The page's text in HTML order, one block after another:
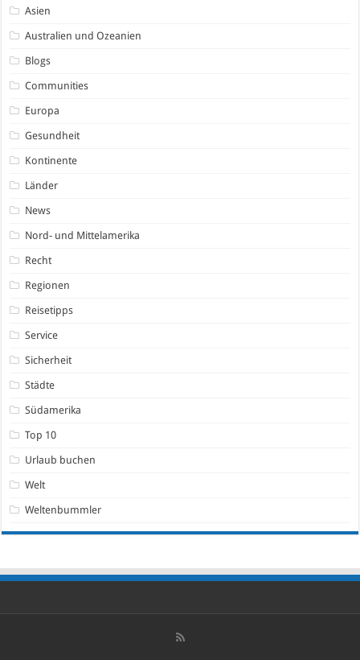
Asien
Australien und Ozeanien
Blogs
Communities
Europa
Gesundheit
Kontinente
Länder
News
Nord- und Mittelamerika
Recht
Regionen
Reisetipps
Service
Sicherheit
Städte
Südamerika
Top 10
Urlaub buchen
Welt
Weltenbummler